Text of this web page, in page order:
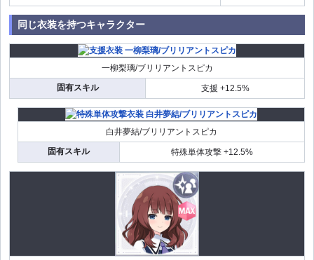
同じ衣装を持つキャラクター
一柳梨璃/ブリリアントスピカ
固有スキル
支援 +12.5%
白井夢結/ブリリアントスピカ
固有スキル
特殊単体攻撃 +12.5%